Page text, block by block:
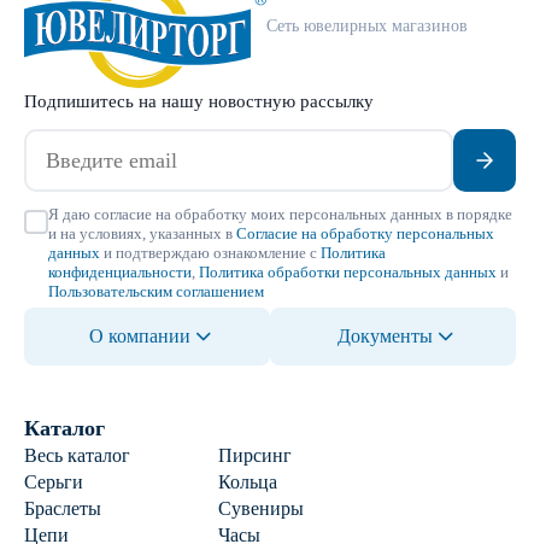
Сеть ювелирных магазинов
Подпишитесь на нашу новостную рассылку
Я даю согласие на обработку моих персональных данных в порядке
и на условиях, указанных в Согласие на обработку персональных
данных и подтверждаю ознакомление с Политика
конфиденциальности Политика обработки персональных данных и
Пользовательским соглашением
О компании Документы
Каталог
Весь каталог
Пирсинг
Серьги
Кольца
Браслеты
Сувениры
Цепи
Часы